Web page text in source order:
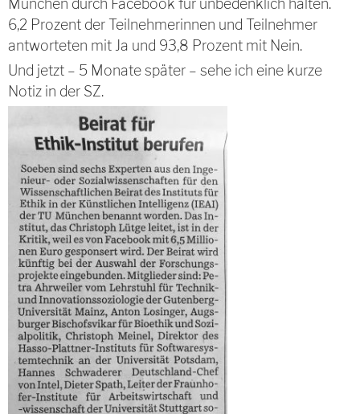
München durch Facebook für unbedenklich halten.
6,2 Prozent der Teilnehmerinnen und Teilnehmer
antworteten mit Ja und 93,8 Prozent mit Nein.
Und jetzt – 5 Monate später – sehe ich eine kurze
Notiz in der SZ.